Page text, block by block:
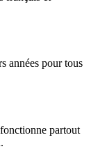
années pour tous
partout